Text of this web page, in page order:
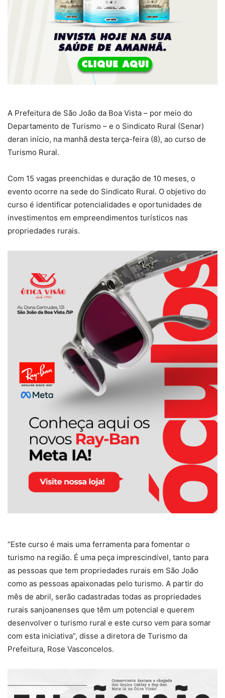
A Prefeitura de São João da Boa Vista – por meio do
Departamento de Turismo – e o Sindicato Rural (Senar)
deran início, na manhã desta terça-feira (8), ao curso de
Turismo Rural.
Com 15 vagas preenchidas e duração de 10 meses, o
evento ocorre na sede do Sindicato Rural. O objetivo do
curso é identificar potencialidades e oportunidades de
investimentos em empreendimentos turísticos nas
propriedades rurais.
“Este curso é mais uma ferramenta para fomentar o
turismo na região. É uma peça imprescindível, tanto para
as pessoas que tem propriedades rurais em São João
como as pessoas apaixonadas pelo turismo. A partir do
mês de abril, serão cadastradas todas as propriedades
rurais sanjoanenses que têm um potencial e querem
desenvolver o turismo rural e este curso vem para somar
com esta iniciativa”, disse a diretora de Turismo da
Prefeitura, Rose Vasconcelos.